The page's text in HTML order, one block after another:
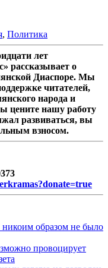
, Политика
лет
рассказывает о
Диаспоре. Мы
читателей,
народа и
цените нашу работу
развиваться, вы
взносом.
образом не было
провоцирует